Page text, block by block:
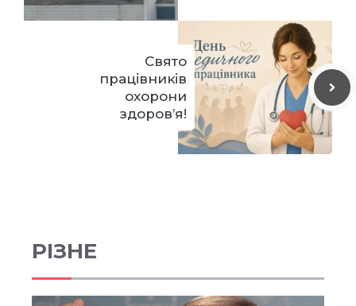
Свято
працівників
охорони
здоров’я!
РІЗНЕ